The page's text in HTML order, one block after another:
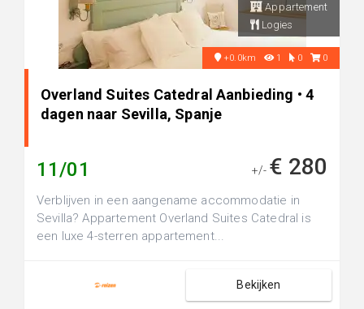
Appartement
Logies
+0.0km 1 0 0
Overland Suites Catedral Aanbieding • 4
dagen naar Sevilla, Spanje
11/01 +/- € 280
Verblijven in een aangename accommodatie in
Sevilla? Appartement Overland Suites Catedral is
een luxe 4-sterren appartement...
Bekijken